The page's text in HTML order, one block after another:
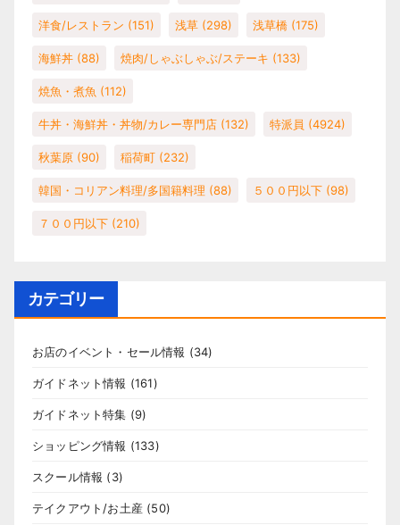
洋食/レストラン (151) 浅草 (298) 浅草橋 (175)
海鮮丼 (88) 焼肉/しゃぶしゃぶ/ステーキ (133)
焼魚・煮魚 (112)
牛丼・海鮮丼・丼物/カレー専門店 (132) 特派員 (4924)
秋葉原 (90) 稲荷町 (232)
韓国・コリアン料理/多国籍料理 (88) ５００円以下 (98)
７００円以下 (210)
カテゴリー
お店のイベント・セール情報 (34)
ガイドネット情報 (161)
ガイドネット特集 (9)
ショッピング情報 (133)
スクール情報 (3)
テイクアウト/お土産 (50)